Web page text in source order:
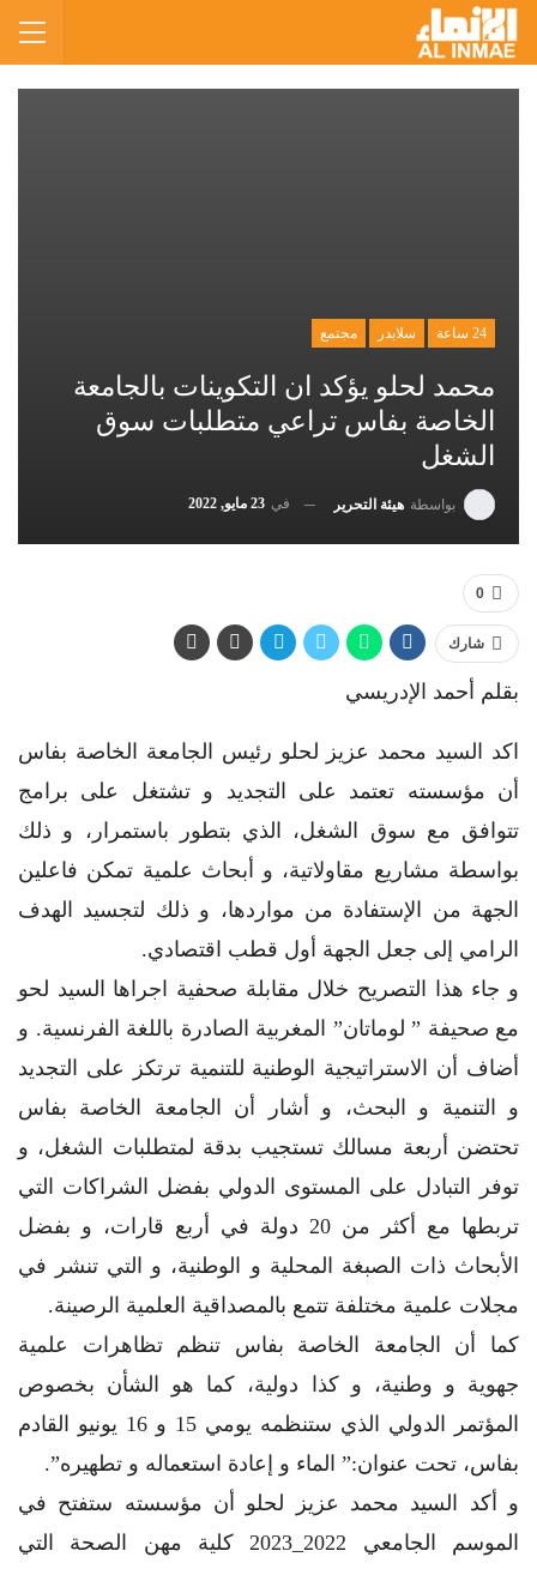
24 ساعة سلايدر مجتمع
محمد لحلو يؤكد ان التكوينات بالجامعة
الخاصة بفاس تراعي متطلبات سوق
الشغل
بواسطة هيئة التحرير في 23 مايو, 2022
0
شارك
بقلم أحمد الإدريسي
اكد السيد محمد عزيز لحلو رئيس الجامعة الخاصة بفاس
أن مؤسسته تعتمد على التجديد و تشتغل على برامج
تتوافق مع سوق الشغل، الذي بتطور باستمرار، و ذلك
بواسطة مشاريع مقاولاتية، و أبحاث علمية تمكن فاعلين
الجهة من الإستفادة من مواردها، و ذلك لتجسيد الهدف
الرامي إلى جعل الجهة أول قطب اقتصادي.
و جاء هذا التصريح خلال مقابلة صحفية اجراها السيد لحو
مع صحيفة ” لوماتان” المغربية الصادرة باللغة الفرنسية. و
أضاف أن الاستراتيجية الوطنية للتنمية ترتكز على التجديد
و التنمية و البحث، و أشار أن الجامعة الخاصة بفاس
تحتضن أربعة مسالك تستجيب بدقة لمتطلبات الشغل، و
توفر التبادل على المستوى الدولي بفضل الشراكات التي
تربطها مع أكثر من 20 دولة في أربع قارات، و بفضل
الأبحاث ذات الصبغة المحلية و الوطنية، و التي تنشر في
مجلات علمية مختلفة تتمع بالمصداقية العلمية الرصينة.
كما أن الجامعة الخاصة بفاس تنظم تظاهرات علمية
جهوية و وطنية، و كذا دولية، كما هو الشأن بخصوص
المؤتمر الدولي الذي ستنظمه يومي 15 و 16 يونيو القادم
بفاس، تحت عنوان:” الماء و إعادة استعماله و تطهيره”.
و أكد السيد محمد عزيز لحلو أن مؤسسته ستفتح في
الموسم الجامعي 2022_2023 كلية مهن الصحة التي